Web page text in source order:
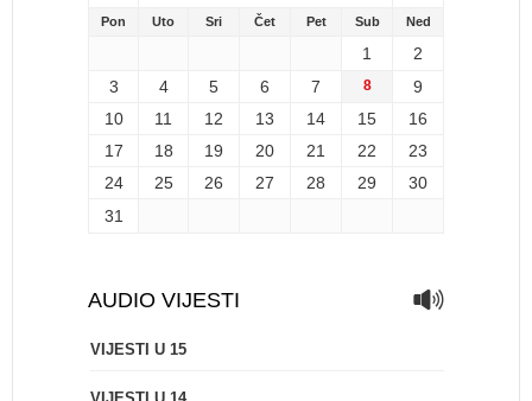
Pon Uto Sri Čet Pet Sub Ned
1
2
3
4 5 6 7 8
9
10
11 12 13 14 15
16
17
18 19 20 21 22
23
24
25 26 27 28 29
30
31
AUDIO VIJESTI
VIJESTI U 15